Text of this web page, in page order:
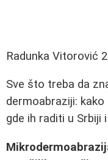
Radunka Vitorović
Sve što treba da
dermoabraziji:
gde ih raditi u Srbiji